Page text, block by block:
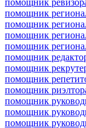
помощник
помощник
помощник
помощник
помощник
помощник
помощник
помощник
помощник
помощник
помощник